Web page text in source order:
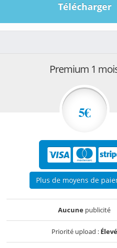
Télécharger
Premium 1
5€
Plus de moyens de
Aucune publicité
Priorité upload : Élevé